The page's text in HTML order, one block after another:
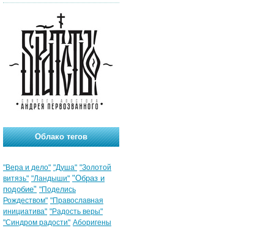
Облако тегов
"Вера и дело" "Душа" "Золотой
витязь" "Ландыши" "Образ и
подобие" "Поделись
Рождеством" "Православная
инициатива" "Радость веры"
"Синдром радости" Аборигены